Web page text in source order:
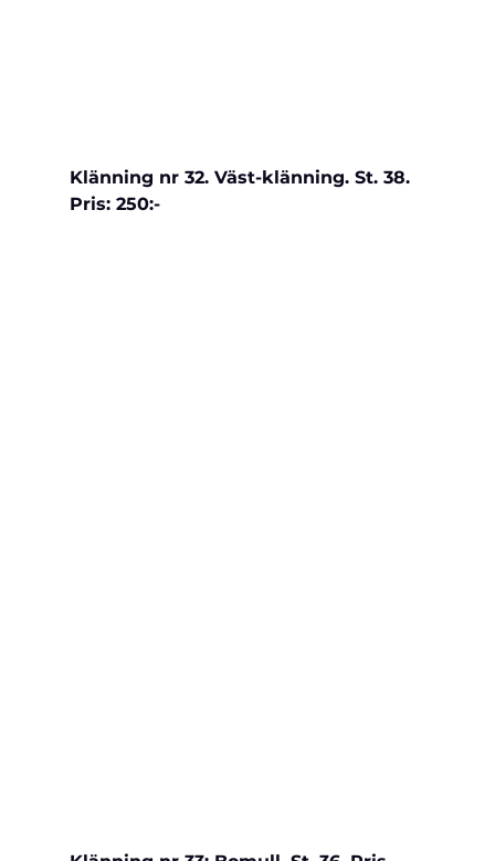
Klänning nr 32. Väst-klänning. St. 38.
Pris: 250:-